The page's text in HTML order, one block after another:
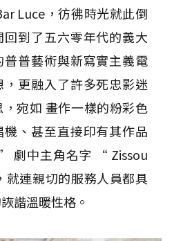
Luce，彷彿時光就此倒
回到了五六零年代的義大
普藝術與新寫實主義電
，更融入了許多死忠影迷
宛如 畫作一樣的粉彩色
、甚至直接印有其作品
劇中主角名字 “ Zissou
連親切的服務人員都具
諧溫暖性格。